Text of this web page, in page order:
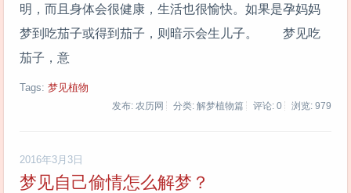
明，而且身体会很健康，生活也很愉快。如果是孕妈妈
梦到吃茄子或得到茄子，则暗示会生儿子。 梦见吃
茄子，意
Tags: 梦见植物
发布: 农历网 分类: 解梦植物篇 评论: 0 浏览: 979
2016年3月3日
梦见自己偷情怎么解梦？